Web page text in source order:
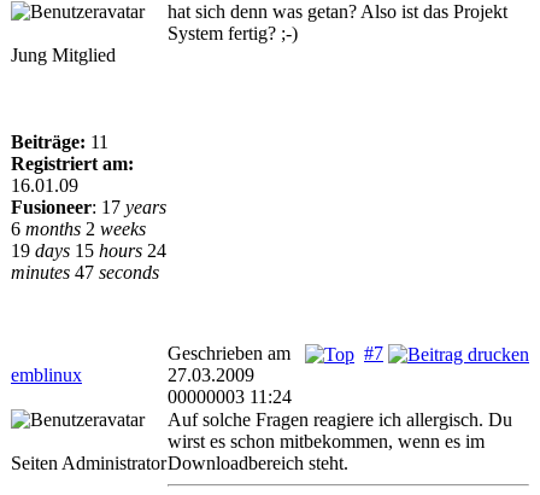
Jung Mitglied
Beiträge: 11
Registriert am:
16.01.09
Fusioneer: 17 years
6 months 2 weeks
19 days 15 hours 24
minutes 47 seconds
hat sich denn was getan? Also ist das Projekt
System fertig? ;-)
emblinux
#7
Geschrieben am
27.03.2009
00000003 11:24
Seiten Administrator
Auf solche Fragen reagiere ich allergisch. Du
wirst es schon mitbekommen, wenn es im
Downloadbereich steht.